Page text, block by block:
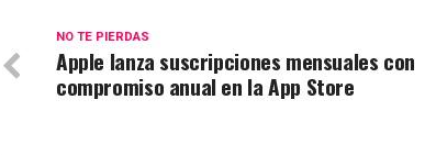
NO TE PIERDAS
Apple lanza suscripciones mensuales con
compromiso anual en la App Store